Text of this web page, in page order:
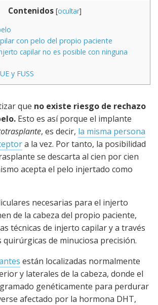
Contenidos [ocultar]
con pelo del propio paciente
capilar no es posible con ninguna
y FUSS
que no existe riesgo de rechazo
Esto es así porque el implante
, es decir, la misma persona
a la vez. Por tanto, la posibilidad
se descarta al cien por cien
acepta el pelo injertado como
necesarias para el injerto
de la cabeza del propio paciente,
técnicas de injerto capilar y a través
de minuciosa precisión.
están localizadas normalmente
y laterales de la cabeza, donde el
genéticamente para perdurar
afectado por la hormona DHT,